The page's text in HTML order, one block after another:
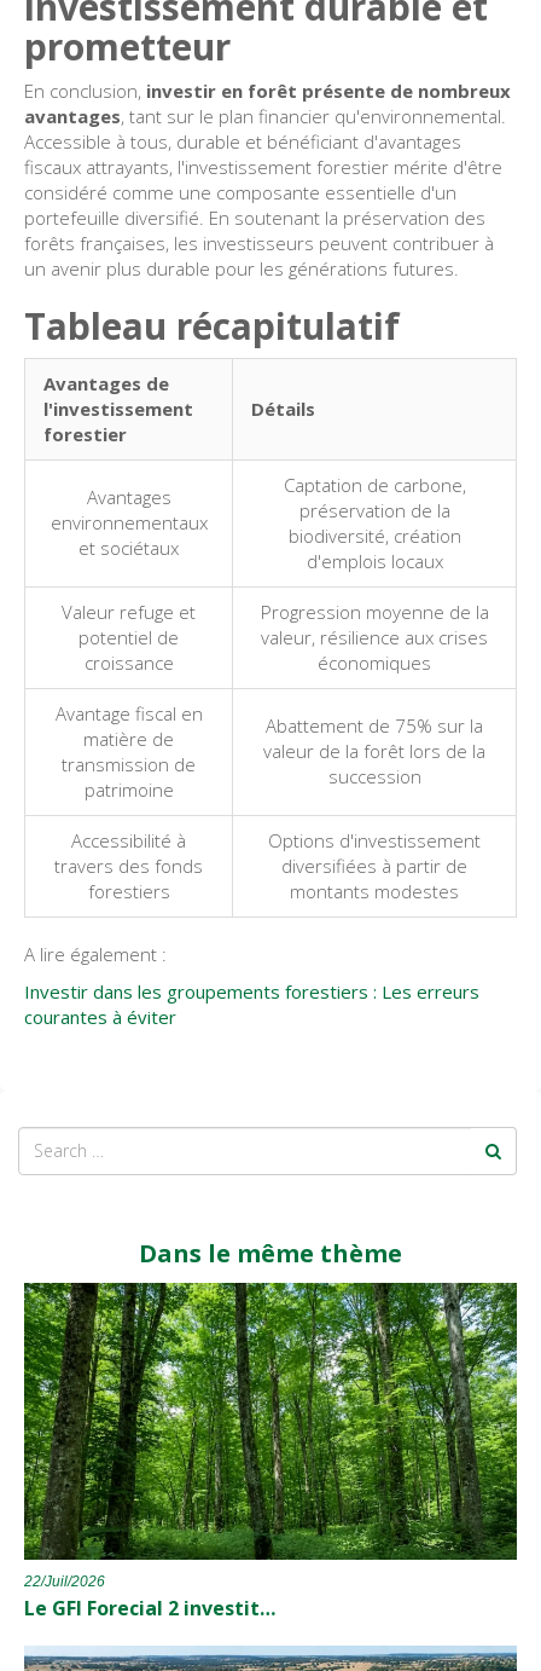
prometteur
En conclusion, investir en forêt présente de nombreux
avantages, tant sur le plan financier qu'environnemental.
Accessible à tous, durable et bénéficiant d'avantages
fiscaux attrayants, l'investissement forestier mérite d'être
considéré comme une composante essentielle d'un
portefeuille diversifié. En soutenant la préservation des
forêts françaises, les investisseurs peuvent contribuer à
un avenir plus durable pour les générations futures.
Tableau récapitulatif
Avantages de
l'investissement
forestier
Détails
Avantages
environnementaux
et sociétaux
Captation de carbone,
préservation de la
biodiversité, création
d'emplois locaux
Valeur refuge et
potentiel de
croissance
Progression moyenne de la
valeur, résilience aux crises
économiques
Avantage fiscal en
matière de
transmission de
patrimoine
Abattement de 75% sur la
valeur de la forêt lors de la
succession
Accessibilité à
travers des fonds
forestiers
Options d'investissement
diversifiées à partir de
montants modestes
A lire également :
Investir dans les groupements forestiers : Les erreurs
courantes à éviter
Dans le même thème
22/Juil/2026
Le GFI Forecial 2 investit…